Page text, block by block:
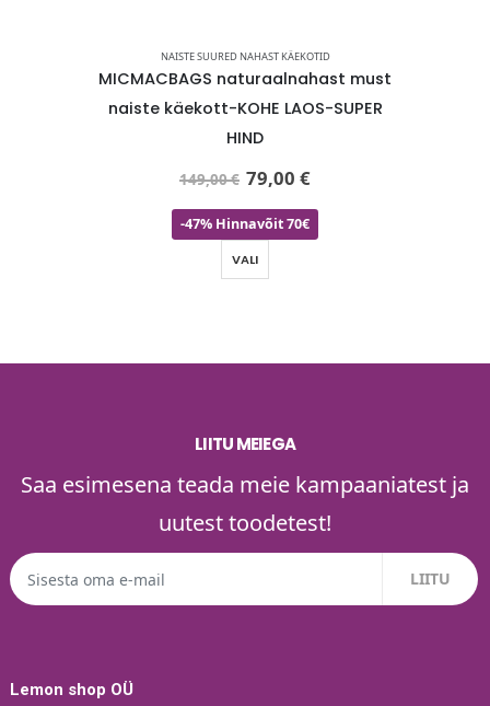
NAISTE SUURED NAHAST KÄEKOTID
MICMACBAGS naturaalnahast must
naiste käekott-KOHE LAOS-SUPER
HIND
149,00€ 79,00€
-47% Hinnavõit 70€
VALI
LIITU MEIEGA
Saa esimesena teada meie kampaaniatest ja
uutest toodetest!
Lemon shop OÜ